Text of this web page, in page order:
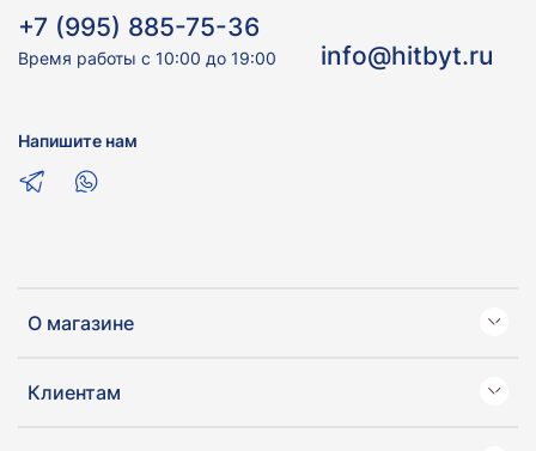
О магазине
Клиентам
+7 (995) 885-75-36
Время работы с 10:00 до 19:00 info@hitbyt.ru
Напишите нам